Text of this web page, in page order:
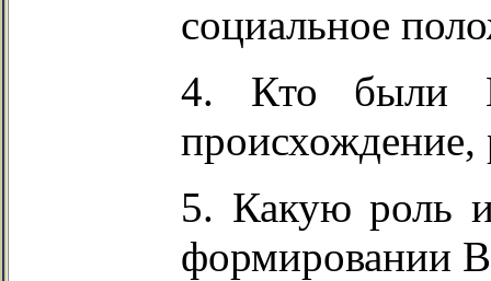
социальное
4. Кто были
происхождение,
5. Какую роль
формировании